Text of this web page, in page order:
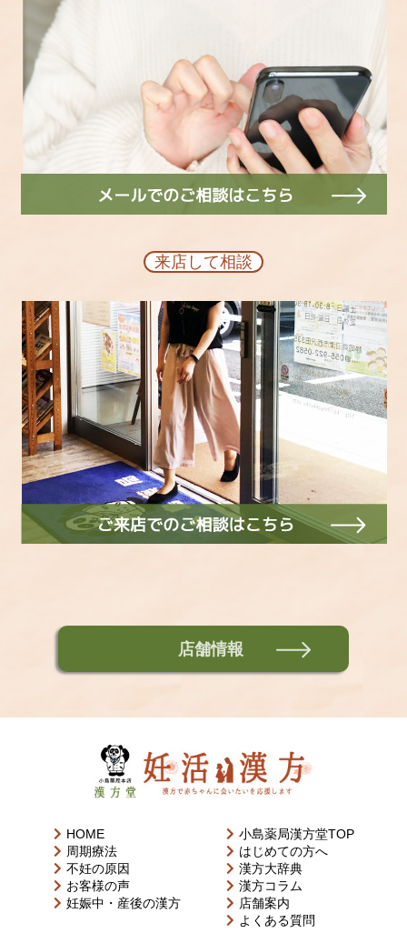
来店して相談
店舗情報
HOME
周期療法
不妊の原因
お客様の声
妊娠中・産後の漢方
小島薬局漢方堂TOP
はじめての方へ
漢方大辞典
漢方コラム
店舗案内
よくある質問